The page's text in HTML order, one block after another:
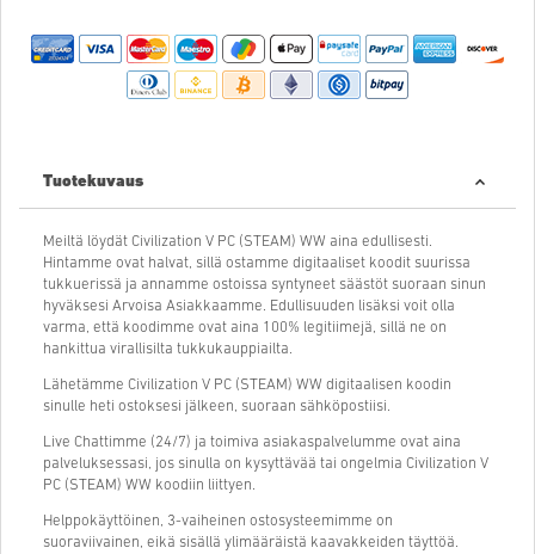
Tuotekuvaus
Meiltä löydät Civilization V PC (STEAM) WW aina edullisesti.
Hintamme ovat halvat, sillä ostamme digitaaliset koodit suurissa
tukkuerissä ja annamme ostoissa syntyneet säästöt suoraan sinun
hyväksesi Arvoisa Asiakkaamme. Edullisuuden lisäksi voit olla
varma, että koodimme ovat aina 100% legitiimejä, sillä ne on
hankittua virallisilta tukkukauppiailta.
Lähetämme Civilization V PC (STEAM) WW digitaalisen koodin
sinulle heti ostoksesi jälkeen, suoraan sähköpostiisi.
Live Chattimme (24/7) ja toimiva asiakaspalvelumme ovat aina
palveluksessasi, jos sinulla on kysyttävää tai ongelmia Civilization V
PC (STEAM) WW koodiin liittyen.
Helppokäyttöinen, 3-vaiheinen ostosysteemimme on
suoraviivainen, eikä sisällä ylimääräistä kaavakkeiden täyttöä.